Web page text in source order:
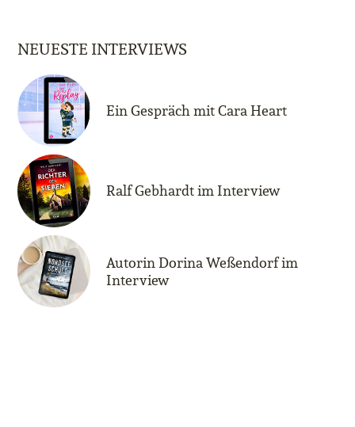
NEUESTE INTERVIEWS
Ein Gespräch mit Cara Heart
Ralf Gebhardt im Interview
Autorin Dorina Weßendorf im
Interview